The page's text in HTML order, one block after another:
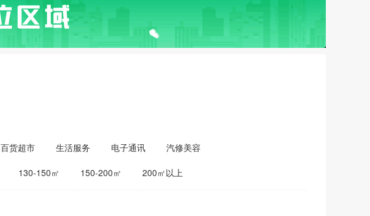
百货超市 生活服务 电子通讯
汽修美容
130-150㎡ 150-200㎡ 200㎡以上